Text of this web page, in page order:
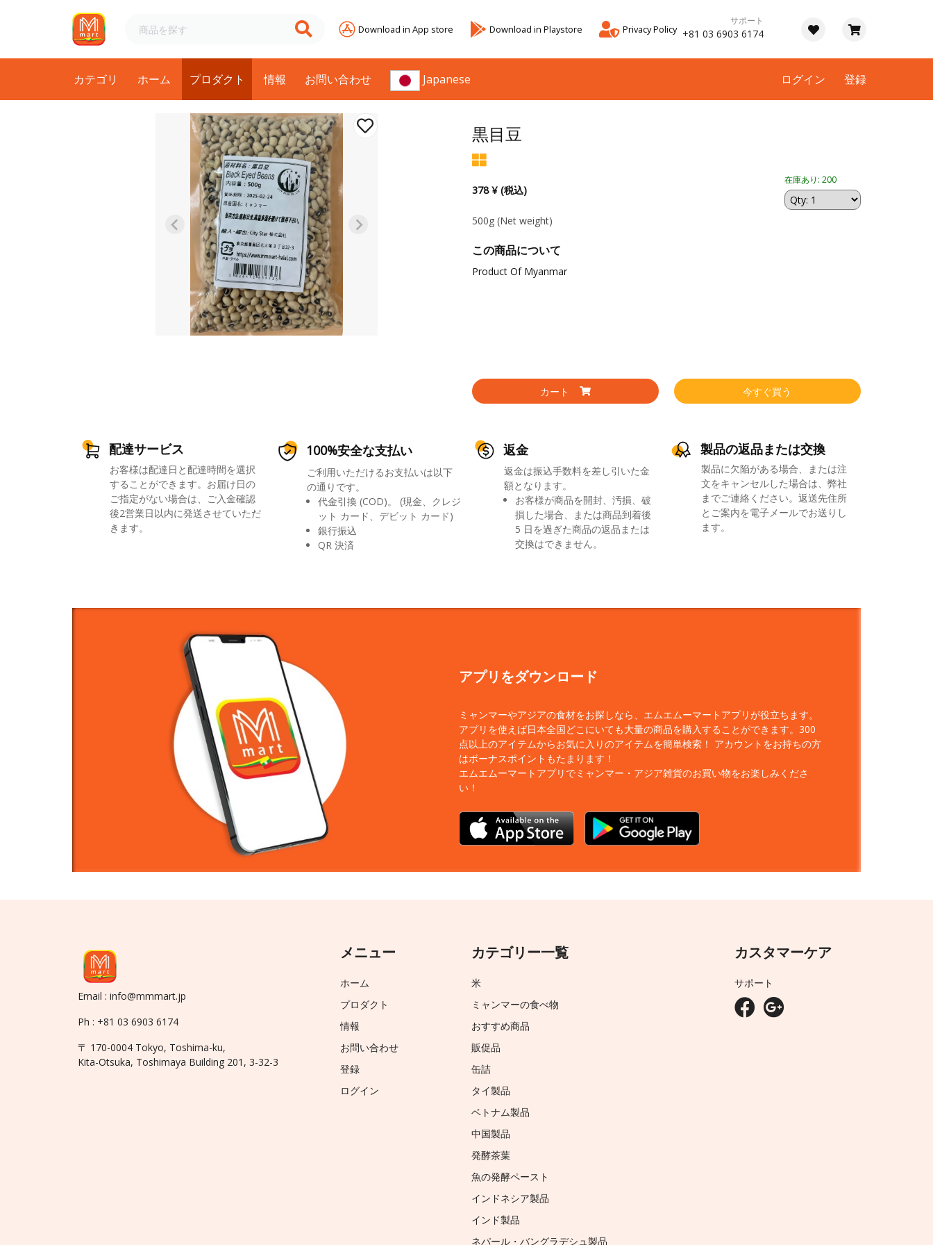
Download in App store Download in Playstore Privacy Policy
サポート
+81 03 6903 6174
カテゴリ ホーム プロダクト 情報 お問い合わせ Japanese ログイン 登録
黒目豆
378 ¥ (税込)
在庫あり: 200
500g (Net weight)
この商品について
Product Of Myanmar
カート 今すぐ買う
配達サービス
お客様は配達日と配達時間を選択
することができます。お届け日の
ご指定がない場合は、ご入金確認
後2営業日以内に発送させていただ
きます。
100%安全な支払い
ご利用いただけるお支払いは以下
の通りです。
代金引換 (COD)。 (現金、クレジ
ット カード、デビット カード)
銀行振込
QR 決済
返金
返金は振込手数料を差し引いた金
額となります。
お客様が商品を開封、汚損、破
損した場合、または商品到着後
5 日を過ぎた商品の返品または
交換はできません。
製品の返品または交換
製品に欠陥がある場合、または注
文をキャンセルした場合は、弊社
までご連絡ください。返送先住所
とご案内を電子メールでお送りし
ます。
アプリをダウンロード
ミャンマーやアジアの食材をお探しなら、エムエムーマートアプリが役立ちます。
アプリを使えば日本全国どこにいても大量の商品を購入することができます。300
点以上のアイテムからお気に入りのアイテムを簡単検索！ アカウントをお持ちの方
はボーナスポイントもたまります！
エムエムーマートアプリでミャンマー・アジア雑貨のお買い物をお楽しみくださ
い！
Email : info@mmmart.jp
Ph : +81 03 6903 6174
〒 170-0004 Tokyo, Toshima-ku,
Kita-Otsuka, Toshimaya Building 201, 3-32-3
メニュー
ホーム
プロダクト
情報
お問い合わせ
登録
ログイン
カテゴリー一覧
米
ミャンマーの食べ物
おすすめ商品
販促品
缶詰
タイ製品
ベトナム製品
中国製品
発酵茶葉
魚の発酵ペースト
インドネシア製品
インド製品
ネパール・バングラデシュ製品
カスタマーケア
サポート